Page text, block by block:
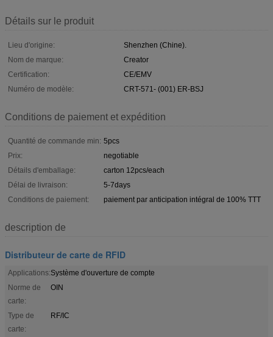
Détails sur le produit
Lieu d'origine:
Shenzhen (Chine).
Nom de marque:
Creator
Certification:
CE/EMV
Numéro de modèle:
CRT-571- (001) ER-BSJ
Conditions de paiement et expédition
Quantité de commande min: 5pcs
Prix:
negotiable
Détails d'emballage:
carton 12pcs/each
Délai de livraison:
5-7days
Conditions de paiement:
paiement par anticipation intégral de 100% TTT
description de
Distributeur de carte de RFID
Applications:Système d'ouverture de compte
Norme de
carte:
OIN
Type de
carte:
RF/IC